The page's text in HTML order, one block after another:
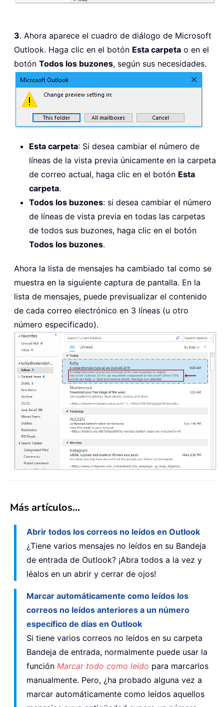
3. Ahora aparece el cuadro de diálogo de Microsoft
Outlook. Haga clic en el botón Esta carpeta o en el
botón Todos los buzones, según sus necesidades.
Esta carpeta: Si desea cambiar el número de
líneas de la vista previa únicamente en la carpeta
de correo actual, haga clic en el botón Esta
carpeta.
Todos los buzones: si desea cambiar el número
de líneas de vista previa en todas las carpetas
de todos sus buzones, haga clic en el botón
Todos los buzones.
Ahora la lista de mensajes ha cambiado tal como se
muestra en la siguiente captura de pantalla. En la
lista de mensajes, puede previsualizar el contenido
de cada correo electrónico en 3 líneas (u otro
número especificado).
Más artículos...
Abrir todos los correos no leídos en Outlook
¿Tiene varios mensajes no leídos en su Bandeja
de entrada de Outlook? ¡Abra todos a la vez y
léalos en un abrir y cerrar de ojos!
Marcar automáticamente como leídos los
correos no leídos anteriores a un número
específico de días en Outlook
Si tiene varios correos no leídos en su carpeta
Bandeja de entrada, normalmente puede usar la
función Marcar todo como leído para marcarlos
manualmente. Pero, ¿ha probado alguna vez a
marcar automáticamente como leídos aquellos